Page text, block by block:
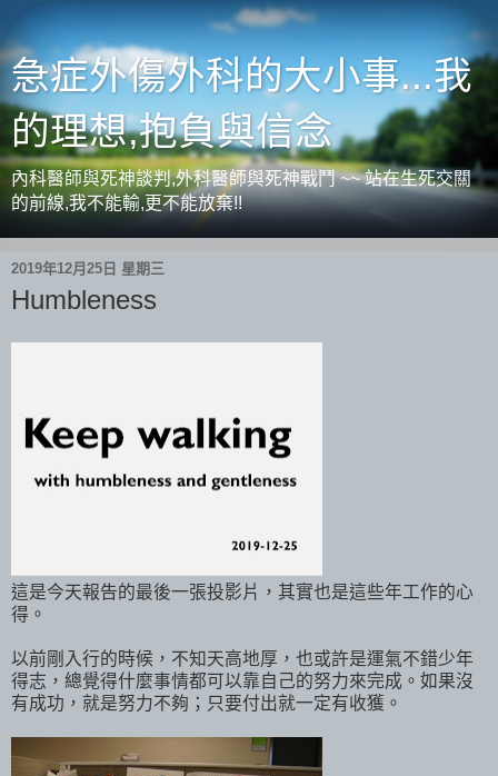
急症外傷外科的大小事...我
的理想,抱負與信念
內科醫師與死神談判,外科醫師與死神戰鬥 ~~ 站在生死交關
的前線,我不能輸,更不能放棄!!
2019年12月25日 星期三
Humbleness
這是今天報告的最後一張投影片，其實也是這些年工作的心
得。
以前剛入行的時候，不知天高地厚，也或許是運氣不錯少年
得志，總覺得什麼事情都可以靠自己的努力來完成。如果沒
有成功，就是努力不夠；只要付出就一定有收獲。